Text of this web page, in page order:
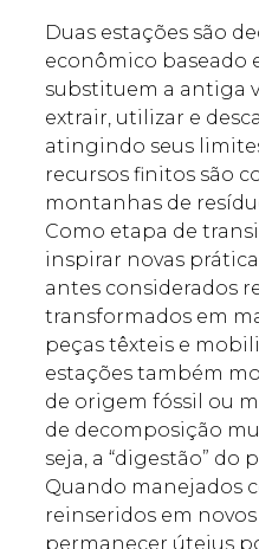
Duas estações são
econômico baseado
substituem a antiga
extrair, utilizar e
atingindo seus
recursos finitos são
montanhas de
Como etapa de
inspirar novas
antes considerados
transformados em
peças têxteis e
estações também
de origem fóssil ou
de decomposição
seja, a “digestão” do
Quando manejados
reinseridos em
permanecer úteius